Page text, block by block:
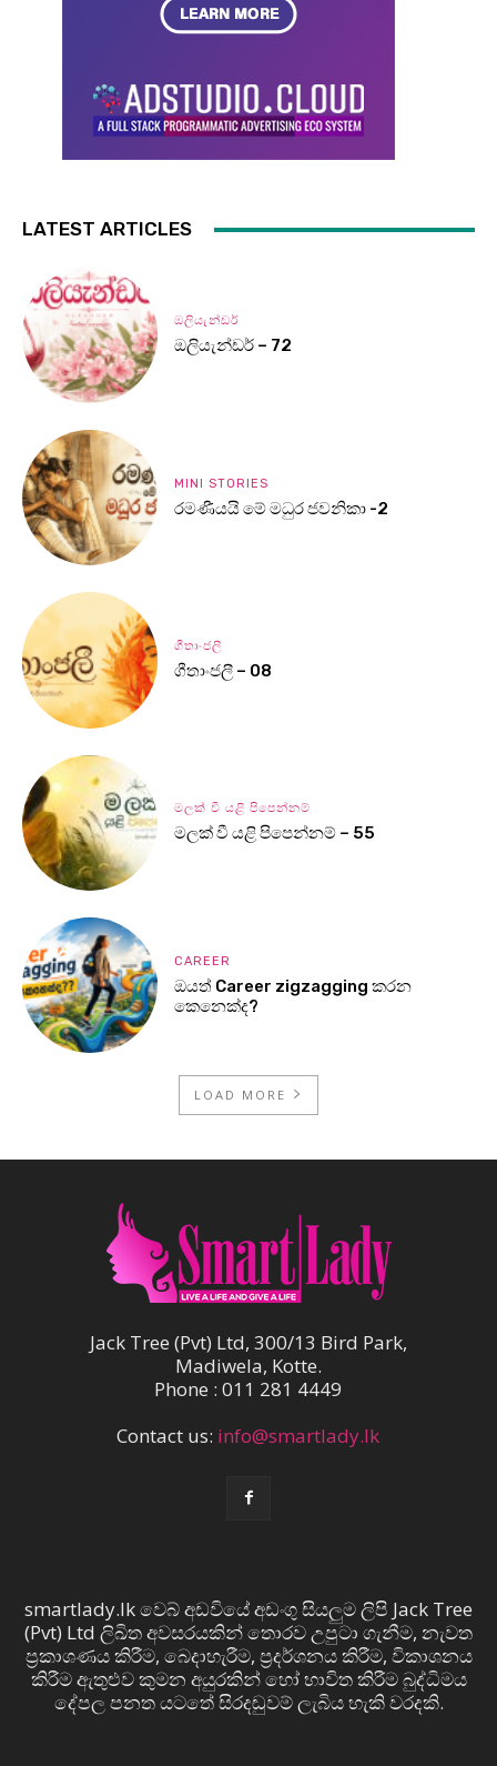
LATEST ARTICLES
ඔලියැන්ඩර්
ඔලියැන්ඩර් – 72
MINI STORIES
රමණීයයි මේ මධුර ජවනිකා -2
ගීතාංජලී
ගීතාංජලී – 08
මලක් වී යළි පිපෙන්නම්
මලක් වී යළි පිපෙන්නම් – 55
CAREER
ඔයත් Career zigzagging කරන
කෙනෙක්ද?
LOAD MORE
Jack Tree (Pvt) Ltd, 300/13 Bird Park,
Madiwela, Kotte.
Phone : 011 281 4449
Contact us: info@smartlady.lk
smartlady.lk වෙබ් අඩවියේ අඩංගු සියලුම ලිපි Jack Tree
(Pvt) Ltd ලිඛිත අවසරයකින් තොරව උපුටා ගැනීම, නැවත
ප්‍රකාශණය කිරීම, බෙදාහැරීම, ප්‍රදර්ශනය කිරීම, විකාශනය
කිරීම ඇතුළුව කුමන අයුරකින් හෝ භාවිත කිරීම බුද්ධිමය
දේපල පනත යටතේ සිරදඬුවම් ලැබිය හැකි වරදකි.